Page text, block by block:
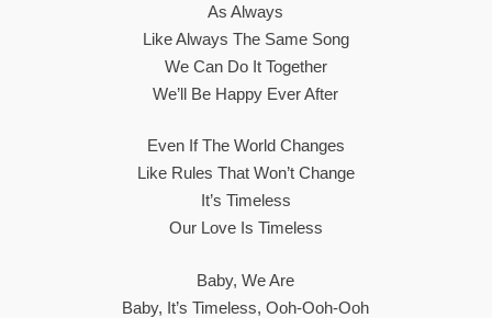
As Always
Like Always The Same Song
We Can Do It Together
We’ll Be Happy Ever After
Even If The World Changes
Like Rules That Won’t Change
It’s Timeless
Our Love Is Timeless
Baby, We Are
Baby, It’s Timeless, Ooh-Ooh-Ooh